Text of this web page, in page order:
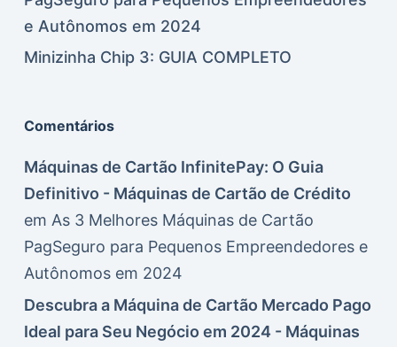
e Autônomos em 2024
Minizinha Chip 3: GUIA COMPLETO
Comentários
Máquinas de Cartão InfinitePay: O Guia
Definitivo - Máquinas de Cartão de Crédito
em As 3 Melhores Máquinas de Cartão
PagSeguro para Pequenos Empreendedores e
Autônomos em 2024
Descubra a Máquina de Cartão Mercado Pago
Ideal para Seu Negócio em 2024 - Máquinas